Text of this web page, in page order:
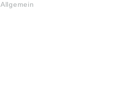
Allgemein